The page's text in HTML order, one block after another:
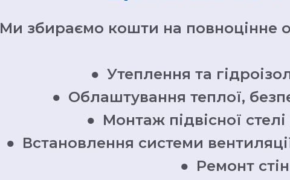
Ми збираємо кошти на повноцінне
● Утеплення та
● Облаштування теплої,
● Монтаж підвісної
● Встановлення системи
● Ремонт стін